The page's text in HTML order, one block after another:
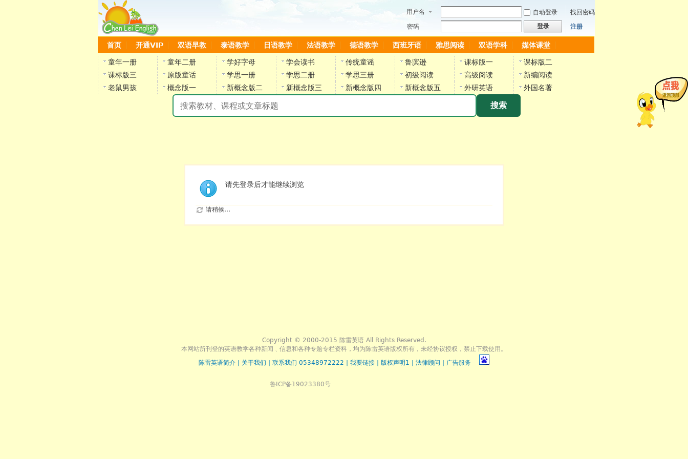
用户名 自动登录
找回密码
密码
登录 注册
首页 开通VIP 双语早教 泰语教学 日语教学 法语教学 德语教学 西班牙语 雅思阅读 双语学科 媒体课堂
童年一册 童年二册 学好字母 学会读书 传统童谣 鲁滨逊 课标版一
课标版二
课标版三
原版童话 学思一册 学思二册 学思三册 初级阅读 高级阅读
新编阅读
老鼠男孩
概念版一 新概念版二 新概念版三 新概念版四 新概念版五 外研英语 外国名著
搜索
请先登录后才能继续浏览
请稍候...
Copyright © 2000-2015 陈雷英语 All Rights Reserved.
本网站所刊登的英语教学各种新闻﹑信息和各种专题专栏资料，均为陈雷英语版权所有，未经协议授权，禁止下载使用。
陈雷英语简介
关于我们 联系我们 05348972222 我要链接 版权声明1 法律顾问 广告服务
鲁ICP备19023380号